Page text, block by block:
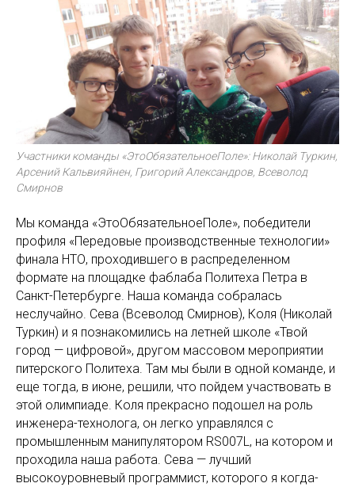
Участники команды «ЭтоОбязательноеПоле»: Николай Туркин,
Арсений Кальвияйнен, Григорий Александров, Всеволод
Смирнов
Мы команда «ЭтоОбязательноеПоле», победители
профиля «Передовые производственные технологии»
финала НТО, проходившего в распределенном
формате на площадке фаблаба Политеха Петра в
Санкт-Петербурге. Наша команда собралась
неслучайно. Сева (Всеволод Смирнов), Коля (Николай
Туркин) и я познакомились на летней школе «Твой
город — цифровой», другом массовом мероприятии
питерского Политеха. Там мы были в одной команде, и
еще тогда, в июне, решили, что пойдем участвовать в
этой олимпиаде. Коля прекрасно подошел на роль
инженера-технолога, он легко управлялся с
промышленным манипулятором RS007L, на котором и
проходила наша работа. Сева — лучший
высокоуровневый программист, которого я когда-